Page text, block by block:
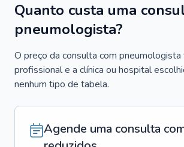
Quanto custa uma
pneumologista?
O preço da consulta com pneumologista
profissional e a clínica ou hospital
nenhum tipo de tabela.
Agende uma consulta